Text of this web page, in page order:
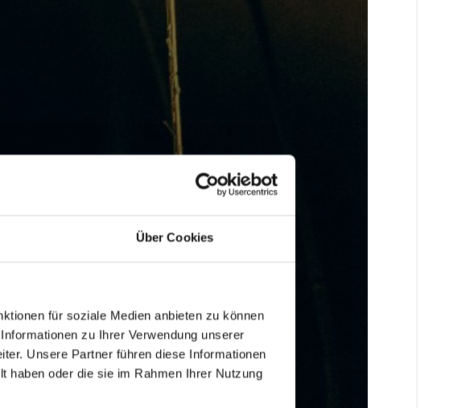
Über Cookies
für soziale Medien anbieten zu können
zu Ihrer Verwendung unserer
Unsere Partner führen diese Informationen
haben oder die sie im Rahmen Ihrer Nutzung